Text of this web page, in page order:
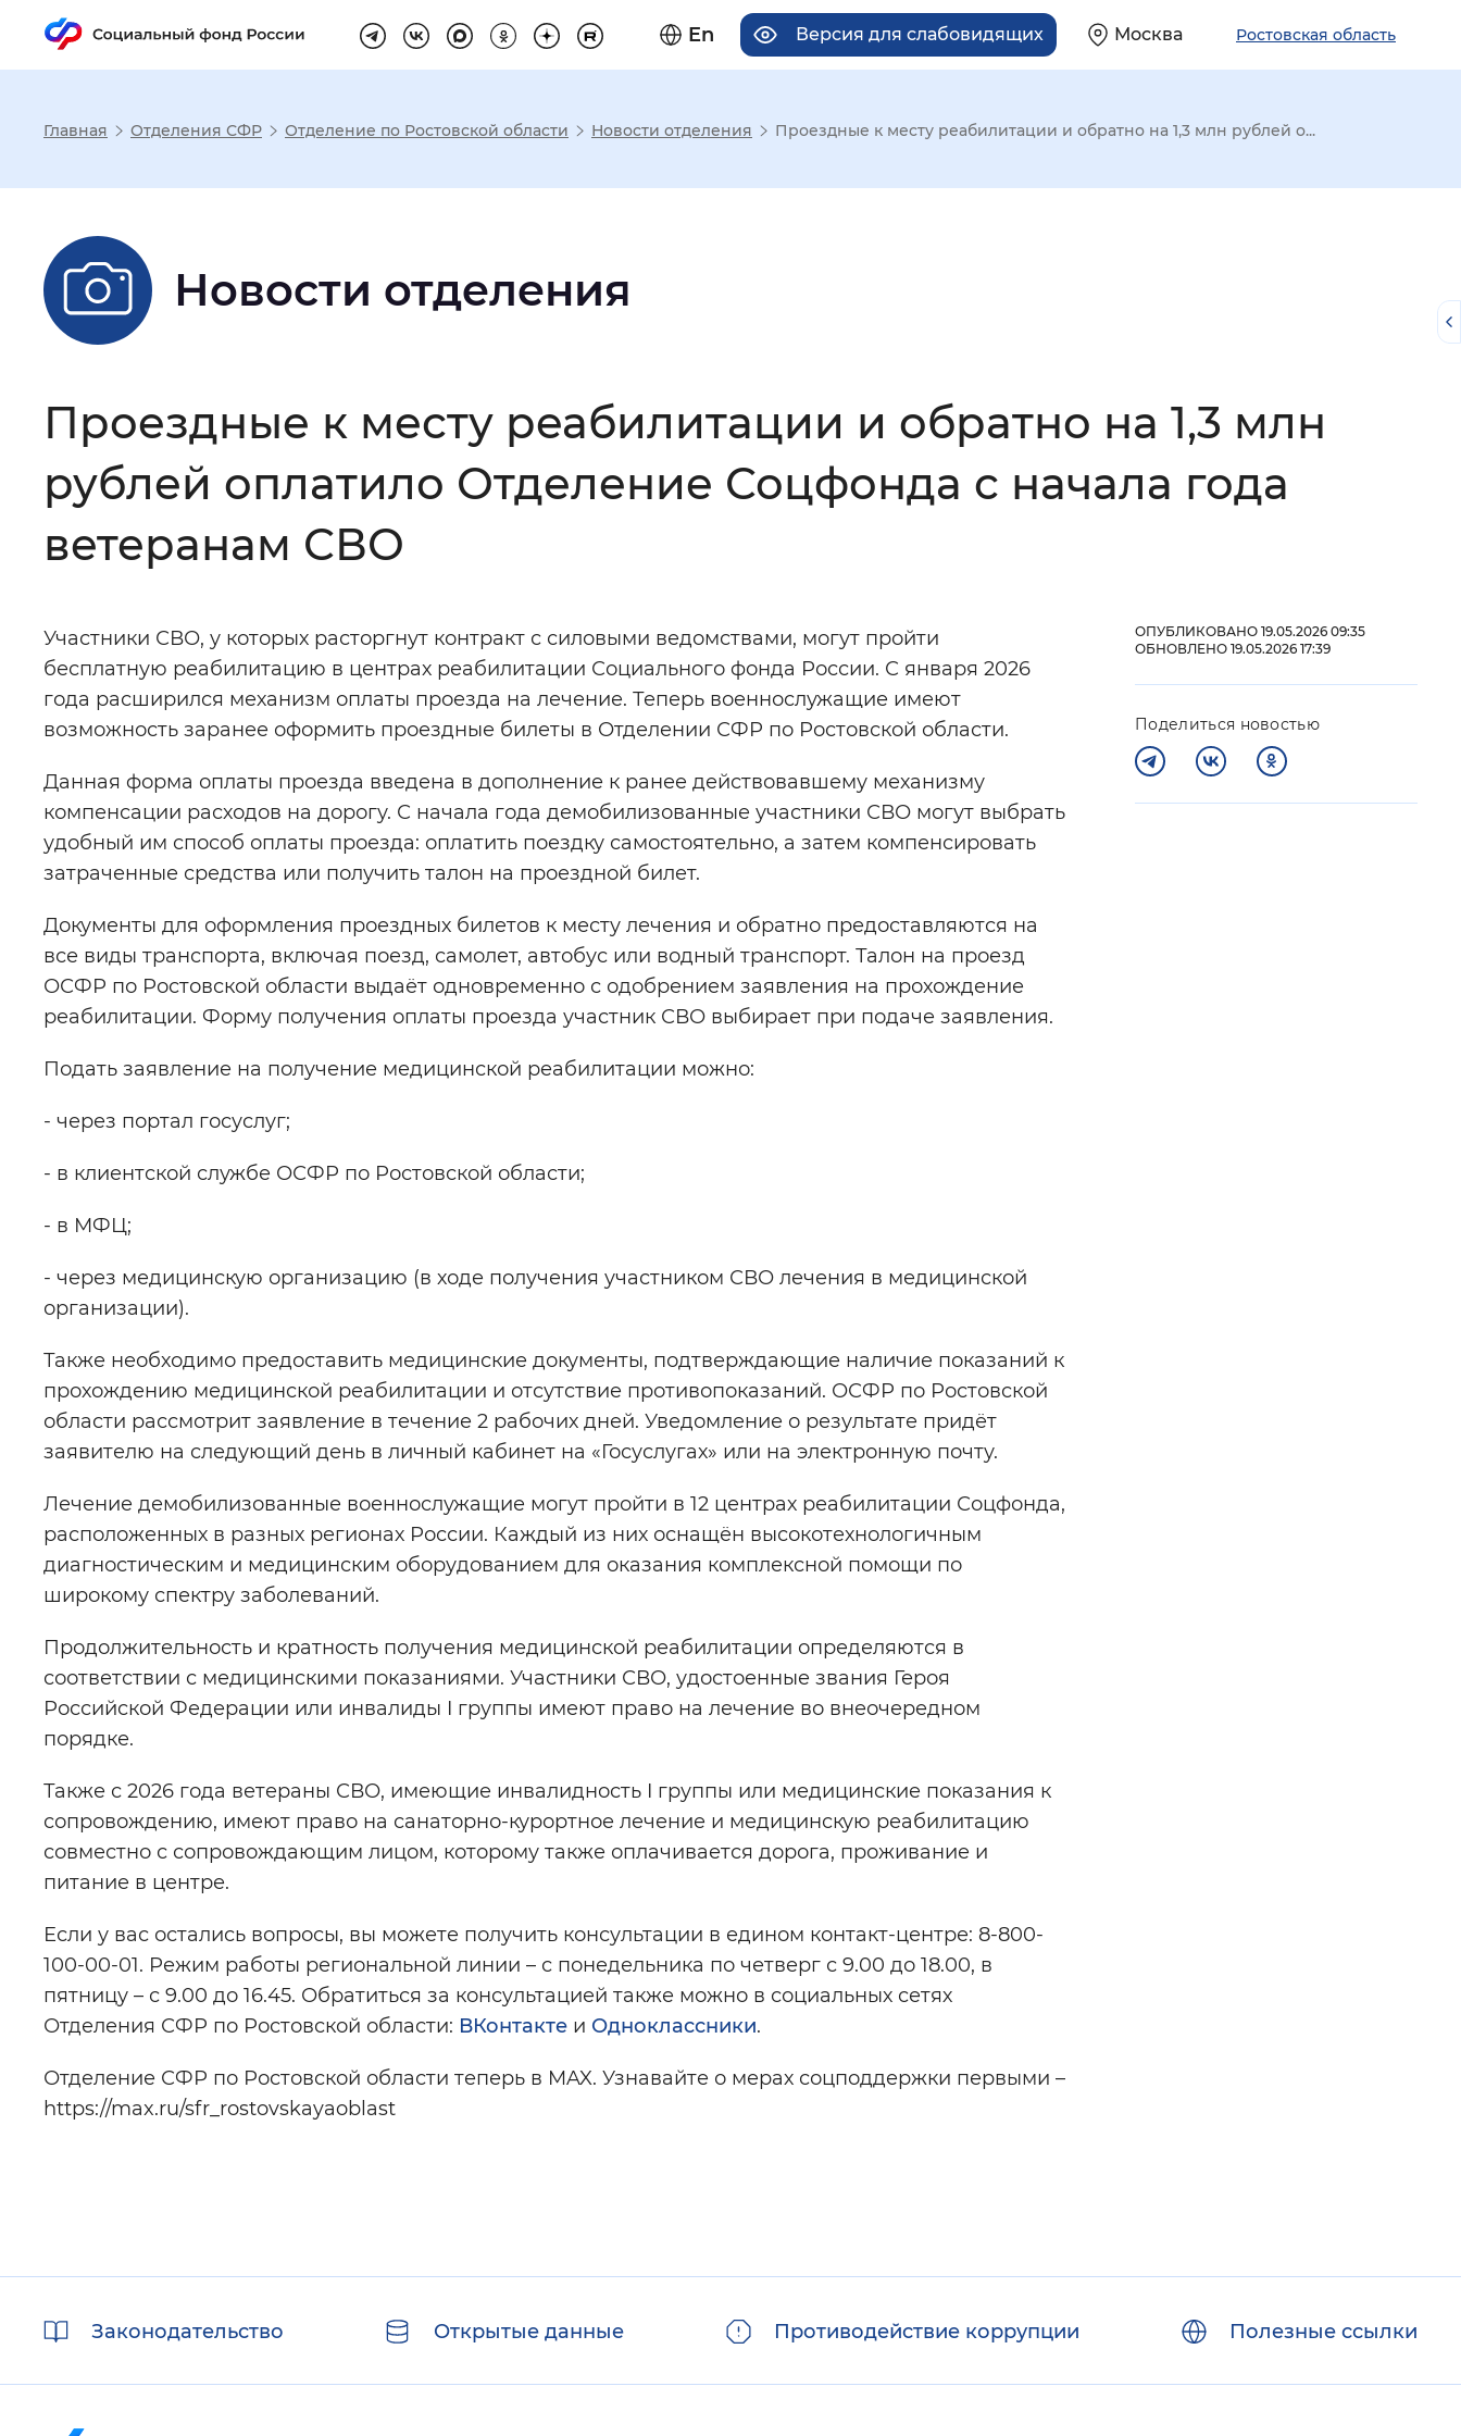
En Версия для слабовидящих Москва Ростовская область
Настройка режима отображения
Размер шрифта
Шрифт
Интервал между буквами: Нормальный Увеличенный Большой
Звуковой ассистент: Воспроизвести Остановить Повторить
Вернуть стандартные настройки
Главная Отделения СФР Отделение по Ростовской области Новости отделения Проездные к месту реабилитации и обратно на 1,3 млн рублей о...
Новости отделения
Проездные к месту реабилитации и обратно на 1,3 млн
рублей оплатило Отделение Соцфонда с начала года
ветеранам СВО
Участники СВО, у которых расторгнут контракт с силовыми ведомствами, могут пройти
бесплатную реабилитацию в центрах реабилитации Социального фонда России. С января 2026
года расширился механизм оплаты проезда на лечение. Теперь военнослужащие имеют
возможность заранее оформить проездные билеты в Отделении СФР по Ростовской области.
Данная форма оплаты проезда введена в дополнение к ранее действовавшему механизму
компенсации расходов на дорогу. С начала года демобилизованные участники СВО могут выбрать
удобный им способ оплаты проезда: оплатить поездку самостоятельно, а затем компенсировать
затраченные средства или получить талон на проездной билет.
Документы для оформления проездных билетов к месту лечения и обратно предоставляются на
все виды транспорта, включая поезд, самолет, автобус или водный транспорт. Талон на проезд
ОСФР по Ростовской области выдаёт одновременно с одобрением заявления на прохождение
реабилитации. Форму получения оплаты проезда участник СВО выбирает при подаче заявления.
Подать заявление на получение медицинской реабилитации можно:
- через портал госуслуг;
- в клиентской службе ОСФР по Ростовской области;
- в МФЦ;
- через медицинскую организацию (в ходе получения участником СВО лечения в медицинской
организации).
Также необходимо предоставить медицинские документы, подтверждающие наличие показаний к
прохождению медицинской реабилитации и отсутствие противопоказаний. ОСФР по Ростовской
области рассмотрит заявление в течение 2 рабочих дней. Уведомление о результате придёт
заявителю на следующий день в личный кабинет на «Госуслугах» или на электронную почту.
Лечение демобилизованные военнослужащие могут пройти в 12 центрах реабилитации Соцфонда,
расположенных в разных регионах России. Каждый из них оснащён высокотехнологичным
диагностическим и медицинским оборудованием для оказания комплексной помощи по
широкому спектру заболеваний.
Продолжительность и кратность получения медицинской реабилитации определяются в
соответствии с медицинскими показаниями. Участники СВО, удостоенные звания Героя
Российской Федерации или инвалиды I группы имеют право на лечение во внеочередном
порядке.
Также с 2026 года ветераны СВО, имеющие инвалидность I группы или медицинские показания к
сопровождению, имеют право на санаторно-курортное лечение и медицинскую реабилитацию
совместно с сопровождающим лицом, которому также оплачивается дорога, проживание и
питание в центре.
Если у вас остались вопросы, вы можете получить консультации в едином контакт-центре: 8-800-
100-00-01. Режим работы региональной линии – с понедельника по четверг с 9.00 до 18.00, в
пятницу – с 9.00 до 16.45. Обратиться за консультацией также можно в социальных сетях
Отделения СФР по Ростовской области: ВКонтакте и Одноклассники.
Отделение СФР по Ростовской области теперь в MAX. Узнавайте о мерах соцподдержки первыми –
https://max.ru/sfr_rostovskayaoblast
ОПУБЛИКОВАНО 19.05.2026 09:35
ОБНОВЛЕНО 19.05.2026 17:39
Поделиться новостью
ссылкиЗаконодательство Открытые данные Противодействие коррупции Полезные ссылки